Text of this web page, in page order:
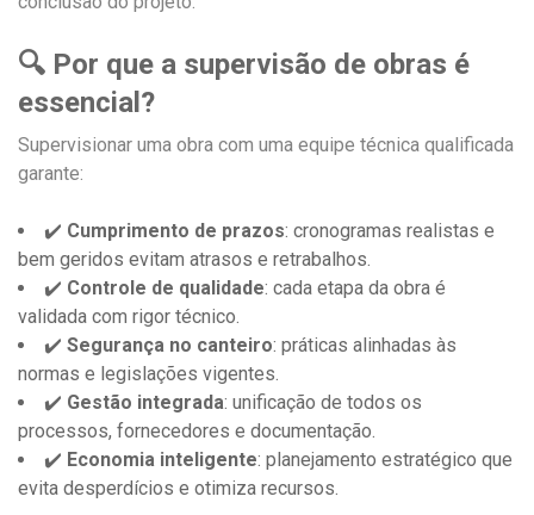
🔍 Por que a supervisão de obras é
essencial?
Supervisionar uma obra com uma equipe técnica qualificada
garante:
✔️ Cumprimento de prazos: cronogramas realistas e
bem geridos evitam atrasos e retrabalhos.
✔️ Controle de qualidade: cada etapa da obra é
validada com rigor técnico.
✔️ Segurança no canteiro: práticas alinhadas às
normas e legislações vigentes.
✔️ Gestão integrada: unificação de todos os
processos, fornecedores e documentação.
✔️ Economia inteligente: planejamento estratégico que
evita desperdícios e otimiza recursos.